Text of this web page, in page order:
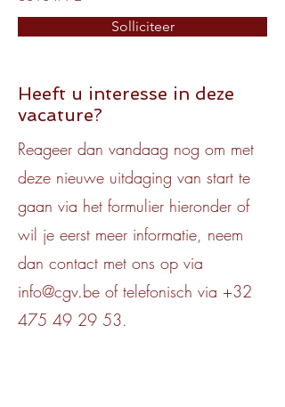
Solliciteer
Heeft u interesse in deze
vacature?
Reageer dan vandaag nog om met
deze nieuwe uitdaging van start te
gaan via het formulier hieronder of
wil je eerst meer informatie, neem
dan contact met ons op via
info@cgv.be of telefonisch via +32
475 49 29 53.